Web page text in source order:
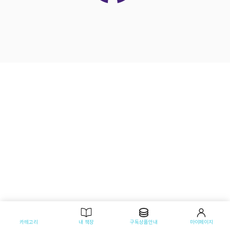
카테고리 내 책장 구독상품안내 마이페이지